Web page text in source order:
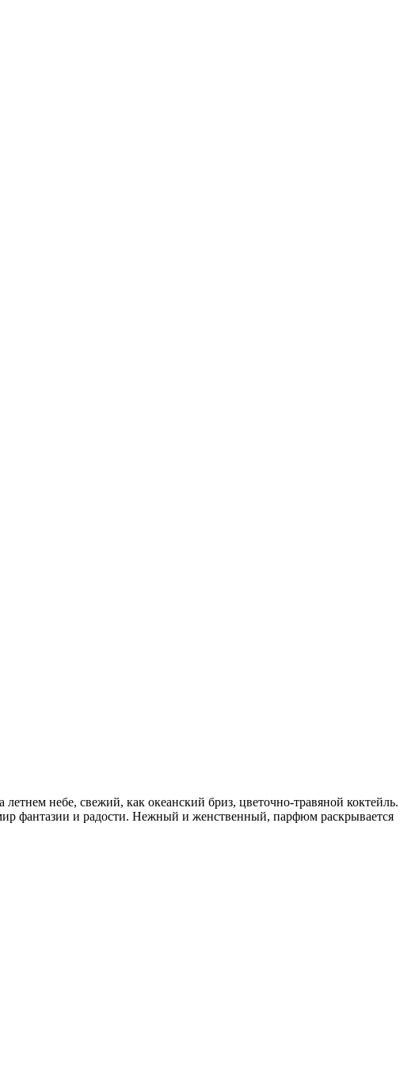
небе, свежий, как океанский бриз, цветочно-травяной коктейль.
фантазии и радости. Нежный и женственный, парфюм раскрывается